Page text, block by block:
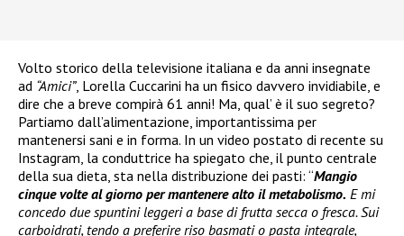
Volto storico della televisione italiana e da anni insegnate
ad “Amici”, Lorella Cuccarini ha un fisico davvero invidiabile, e
dire che a breve compirà 61 anni! Ma, qual’ è il suo segreto?
Partiamo dall’alimentazione, importantissima per
mantenersi sani e in forma. In un video postato di recente su
Instagram, la conduttrice ha spiegato che, il punto centrale
della sua dieta, sta nella distribuzione dei pasti: “Mangio
cinque volte al giorno per mantenere alto il metabolismo. E mi
concedo due spuntini leggeri a base di frutta secca o fresca. Sui
carboidrati, tendo a preferire riso basmati o pasta integrale,